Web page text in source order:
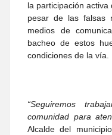
la participación
pesar de las falsas
medios de
bacheo de estos
condiciones de la vía.
“Seguiremos
comunidad para
Alcalde del